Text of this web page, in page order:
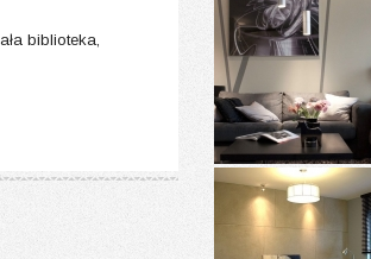
biblioteka,